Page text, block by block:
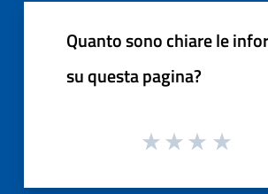
Quanto sono chiare le
su questa pagina?